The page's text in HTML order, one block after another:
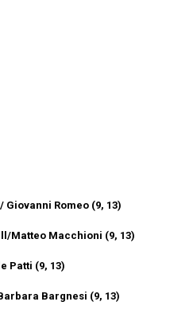
Giovanni Romeo (9, 13)
Macchioni (9, 13)
Patti (9, 13)
Bargnesi (9, 13)